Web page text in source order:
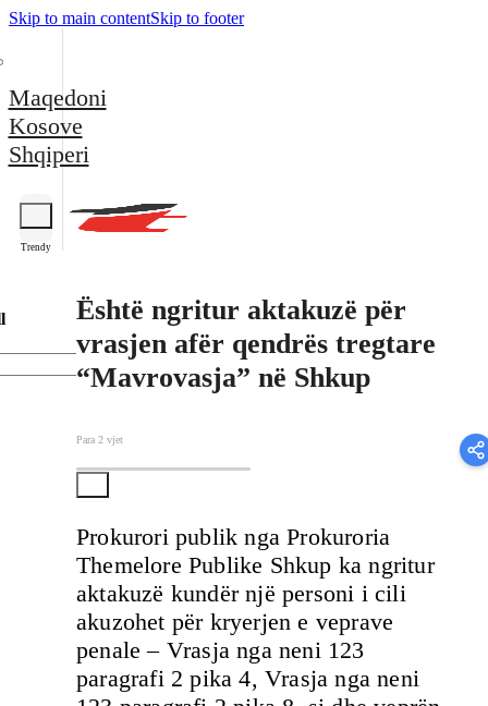
Skip to main contentSkip to footer
Maqedoni
Kosove
Shqiperi
Trendy
Është ngritur aktakuzë për
vrasjen afër qendrës tregtare
“Mavrovasja” në Shkup
Para 2 vjet
Prokurori publik nga Prokuroria
Themelore Publike Shkup ka ngritur
aktakuzë kundër një personi i cili
akuzohet për kryerjen e veprave
penale – Vrasja nga neni 123
paragrafi 2 pika 4, Vrasja nga neni